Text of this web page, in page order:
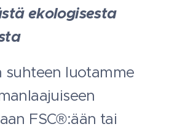
ekologisesta
suhteen luotamme
FSC®:ään tai